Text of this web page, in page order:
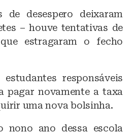
de desespero deixaram
– houve tentativas de
que estragaram o fecho
responsáveis
pagar novamente a taxa
uma nova bolsinha.
nono ano dessa escola